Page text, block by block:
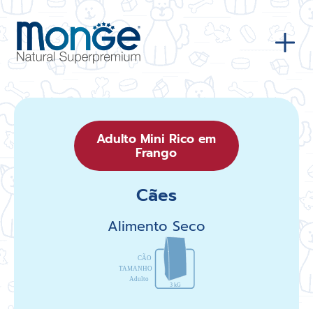
Adulto Mini Rico em
Frango
Cães
Alimento Seco